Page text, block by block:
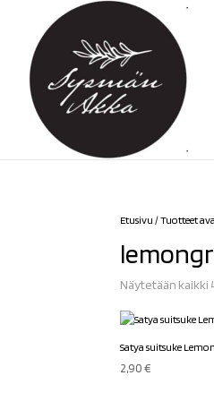
Etusivu / Tuotteet
Näytetään kaikki
Satya suitsuke
2,90€